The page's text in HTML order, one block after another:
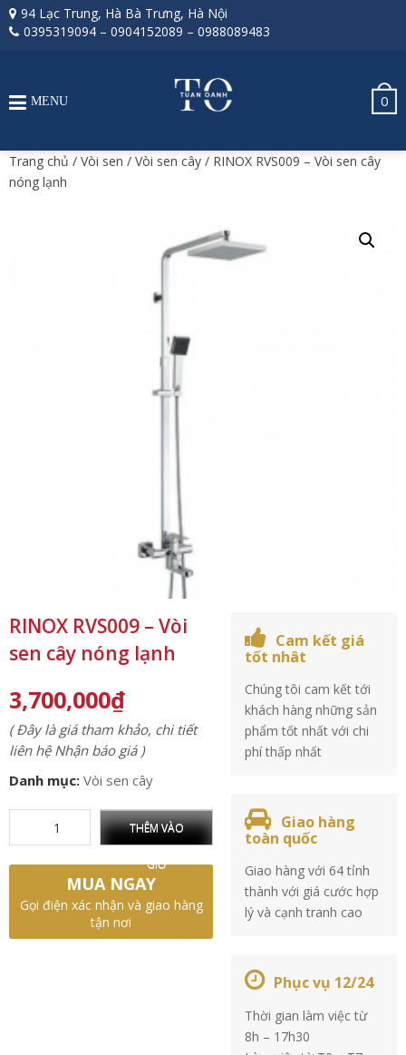
94 Lạc Trung, Hà Bà Trưng, Hà Nội
0395319094 – 0904152089 – 0988089483
0
MENU
Trang chủ / Vòi sen / Vòi sen cây / RINOX RVS009 – Vòi sen cây
nóng lạnh
RINOX RVS009 – Vòi
sen cây nóng lạnh
3,700,000₫
( Đây là giá tham khảo, chi tiết
liên hệ Nhận báo giá )
Danh mục: Vòi sen cây
THÊM VÀO
GIỎ
MUA NGAY
Gọi điện xác nhận và giao hàng
tận nơi
Cam kết giá
tốt nhât
Chúng tôi cam kết tới
khách hàng những sản
phẩm tốt nhất với chi
phí thấp nhất
Giao hàng
toàn quốc
Giao hàng với 64 tỉnh
thành với giá cước hợp
lý và cạnh tranh cao
Phục vụ 12/24
Thời gian làm việc từ
8h – 17h30